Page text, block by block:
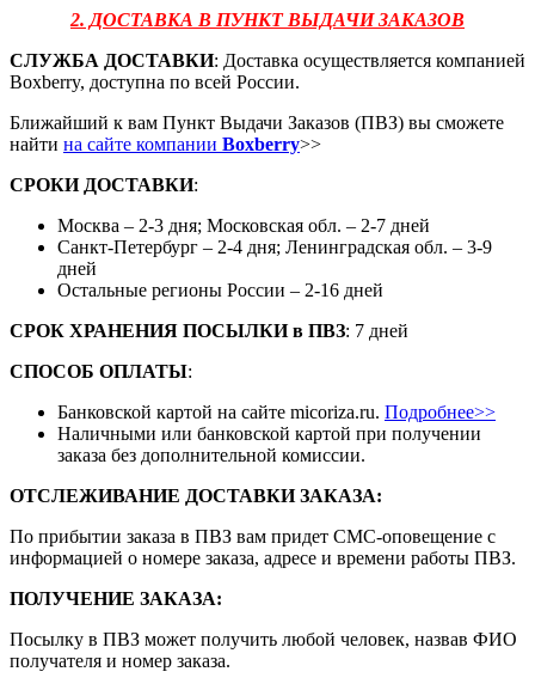
2. ДОСТАВКА В ПУНКТ ВЫДАЧИ ЗАКАЗОВ
СЛУЖБА ДОСТАВКИ: Доставка осуществляется компанией
Boxberry, доступна по всей России.
Ближайший к вам Пункт Выдачи Заказов (ПВЗ) вы сможете
найти на сайте компании Boxberry>>
СРОКИ ДОСТАВКИ:
Москва – 2-3 дня; Московская обл. – 2-7 дней
Санкт-Петербург – 2-4 дня; Ленинградская обл. – 3-9
дней
Остальные регионы России – 2-16 дней
СРОК ХРАНЕНИЯ ПОСЫЛКИ в ПВЗ: 7 дней
СПОСОБ ОПЛАТЫ:
Банковской картой на сайте micoriza.ru. Подробнее>>
Наличными или банковской картой при получении
заказа без дополнительной комиссии.
ОТСЛЕЖИВАНИЕ ДОСТАВКИ ЗАКАЗА:
По прибытии заказа в ПВЗ вам придет СМС-оповещение с
информацией о номере заказа, адресе и времени работы ПВЗ.
ПОЛУЧЕНИЕ ЗАКАЗА:
Посылку в ПВЗ может получить любой человек, назвав ФИО
получателя и номер заказа.